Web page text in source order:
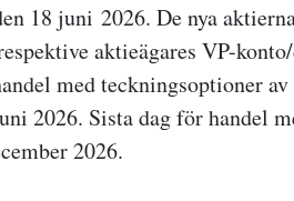
18 juni 2026. De nya
aktieägares VP-
med teckningsoptioner av
2026. Sista dag för handel
2026.